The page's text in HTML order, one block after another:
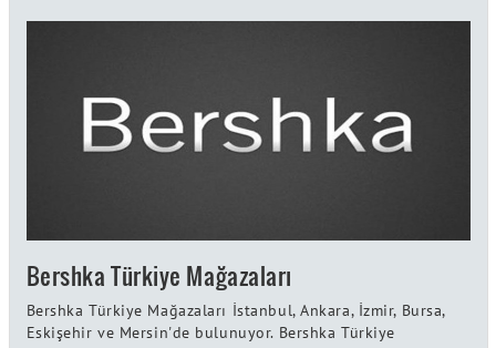
Bershka Türkiye Mağazaları
Bershka Türkiye Mağazaları İstanbul, Ankara, İzmir, Bursa,
Eskişehir ve Mersin'de bulunuyor. Bershka Türkiye